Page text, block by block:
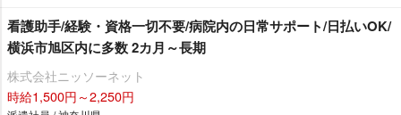
看護助手/経験・資格一切不要/病院内の日常サポート/日払いOK/
横浜市旭区内に多数 2カ月～長期
株式会社ニッソーネット
時給1,500円～2,250円